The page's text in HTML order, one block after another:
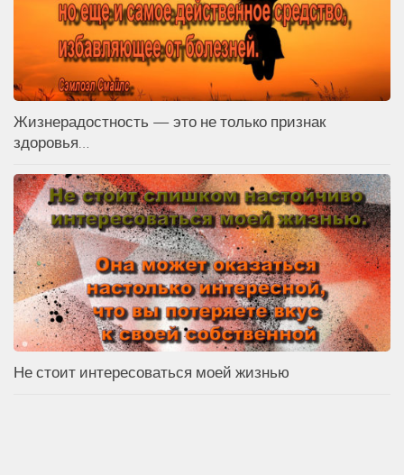
Жизнерадостность — это не только признак
здоровья…
Не стоит интересоваться моей жизнью